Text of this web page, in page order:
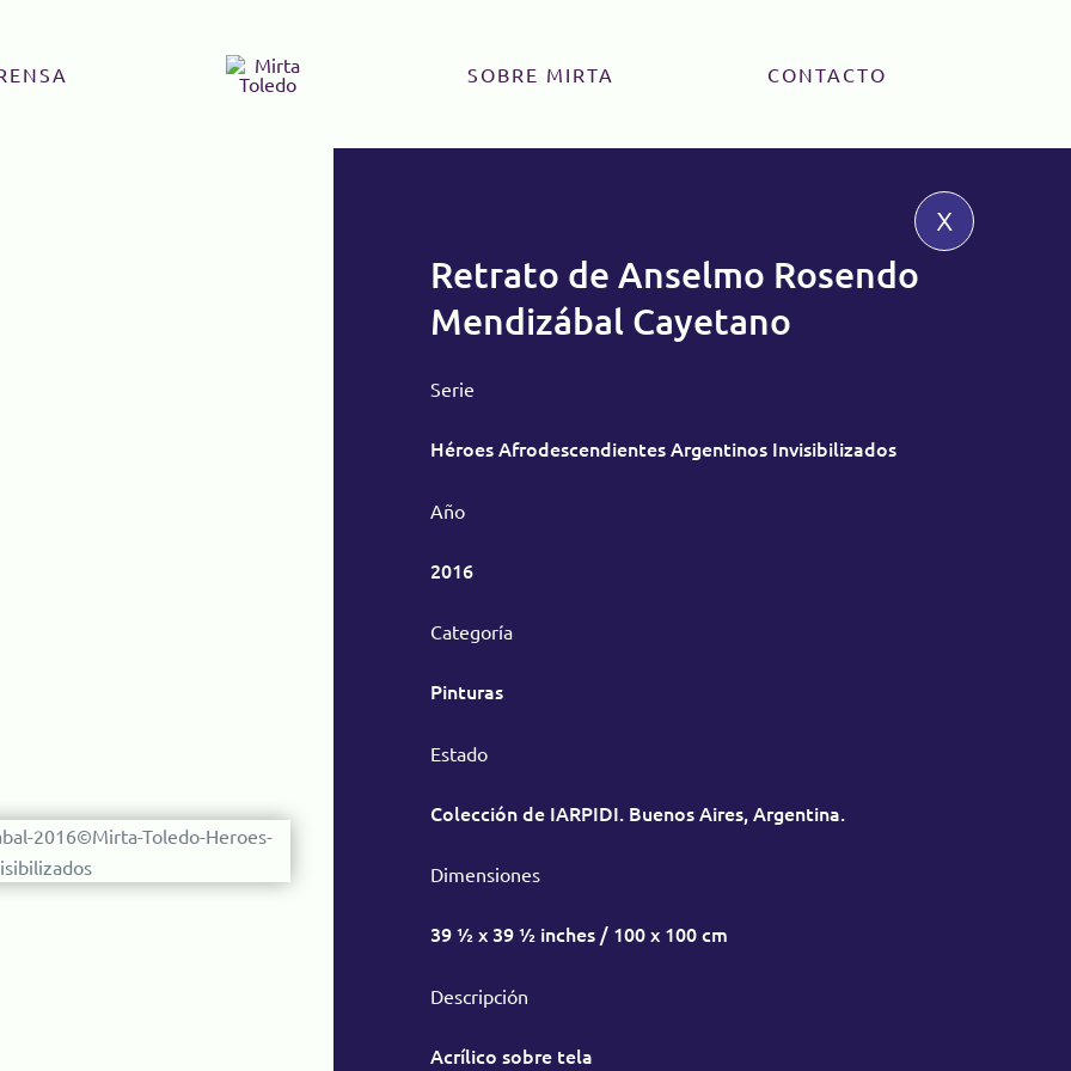
SOBRE MIRTA CONTACTO
x
Retrato de Anselmo Rosendo
Mendizábal Cayetano
Serie
Héroes Afrodescendientes Argentinos Invisibilizados
Año
2016
Categoría
Pinturas
Estado
Colección de IARPIDI. Buenos Aires, Argentina.
Dimensiones
39 ½ x 39 ½ inches / 100 x 100 cm
Descripción
Acrílico sobre tela